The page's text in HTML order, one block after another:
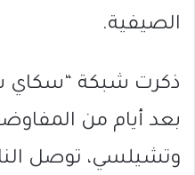
الصيفية.
ذكرت شبكة “سكاي
بعد أيام من
وتشيلسي، توصل